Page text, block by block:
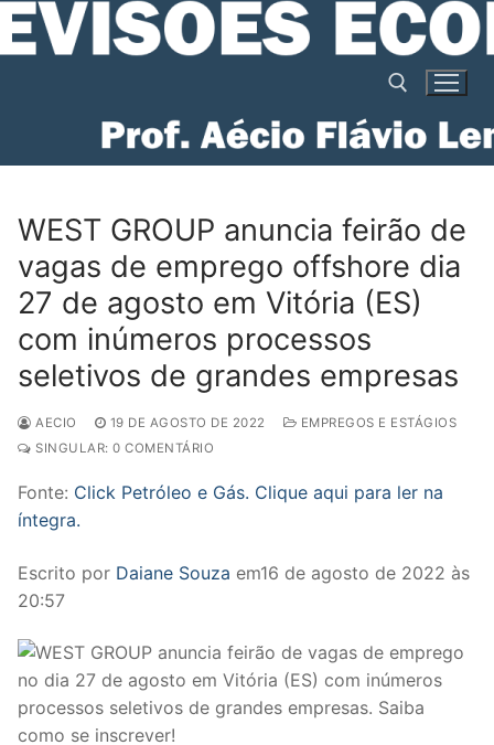
Pular
para
WEST GROUP anuncia feirão de
vagas de emprego offshore dia
27 de agosto em Vitória (ES)
com inúmeros processos
seletivos de grandes empresas
AECIO 19 DE AGOSTO DE 2022
EMPREGOS E ESTÁGIOS
SINGULAR: 0 COMENTÁRIO
Fonte: Click Petróleo e Gás. Clique aqui para ler na
íntegra.
Escrito por Daiane Souza em16 de agosto de 2022 às
20:57